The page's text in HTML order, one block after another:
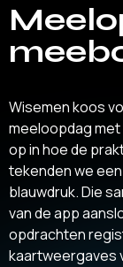
Wisemen koos
meeloopdag
op in hoe de
tekenden we
blauwdruk. Die
van de app
opdrachten
kaartweergaves